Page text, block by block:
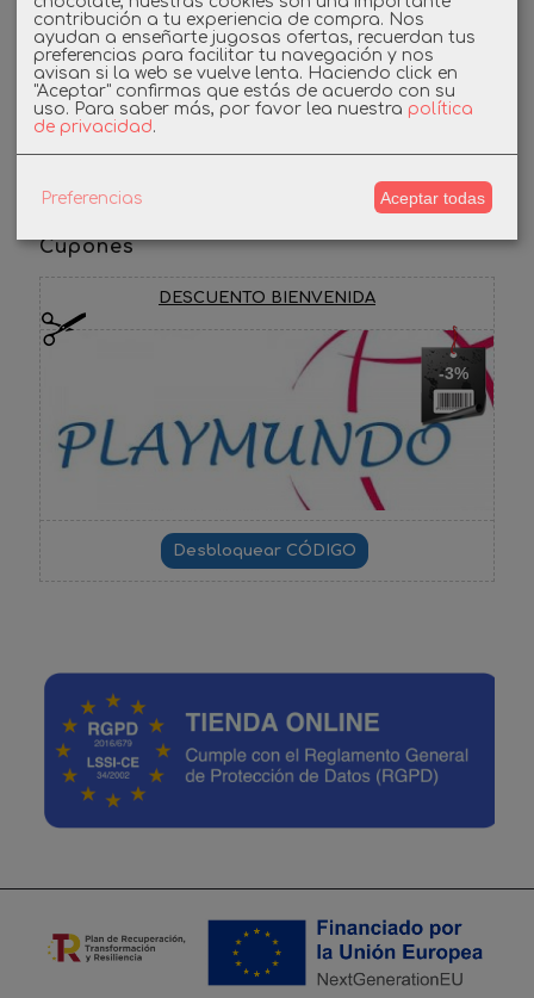
Linkedin
Instagram
Facebook
Cupones
DESCUENTO BIENVENIDA
-3%
contribución a tu experiencia de compra. Nos
ayudan a enseñarte jugosas ofertas, recuerdan tus
preferencias para facilitar tu navegación y nos
avisan si la web se vuelve lenta. Haciendo click en
"Aceptar" confirmas que estás de acuerdo con su
uso. Para saber más, por favor lea nuestra política
de privacidad.
Preferencias Aceptar todas